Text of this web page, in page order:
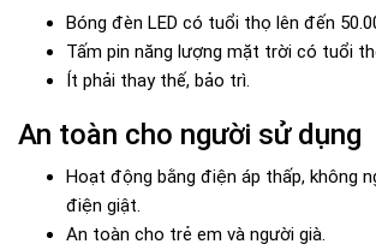
Bóng đèn LED có tuổi thọ lên đến
Tấm pin năng lượng mặt trời có tuổi
Ít phải thay thế, bảo trì.
An toàn cho người sử dụng
Hoạt động bằng điện áp thấp, không
điện giật.
An toàn cho trẻ em và người già.